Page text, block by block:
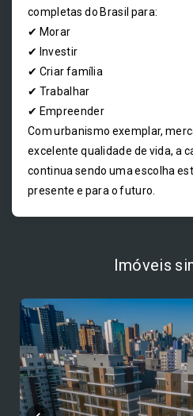
completas do Brasil para:
✔ Morar
✔ Investir
✔ Criar família
✔ Trabalhar
✔ Empreender
Com urbanismo exemplar,
excelente qualidade de vida, a
continua sendo uma escolha
presente e para o futuro.
Imóveis